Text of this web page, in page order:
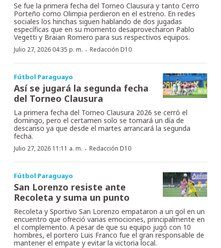
Se fue la primera fecha del Torneo Clausura y tanto Cerro
Porteño como Olimpia perdieron en el estreno. En redes
sociales los hinchas siguen hablando de dos jugadas
específicas que en su momento desaprovecharon Pablo
Vegetti y Braian Romero para sus respectivos equipos.
Julio 27, 2026 04:35 p. m. · Redacción D10
Fútbol Paraguayo
Así se jugará la segunda fecha
del Torneo Clausura
La primera fecha del Torneo Clausura 2026 se cerró el
domingo, pero el certamen solo se tomará un día de
descanso ya que desde el martes arrancará la segunda
fecha.
Julio 27, 2026 11:11 a. m. · Redacción D10
Fútbol Paraguayo
San Lorenzo resiste ante
Recoleta y suma un punto
Recoleta y Sportivo San Lorenzo empataron a un gol en un
encuentro que ofreció varias emociones, principalmente en
el complemento. A pesar de que su equipo jugó con 10
hombres, el portero Luis Franco fue el gran responsable de
mantener el empate y evitar la victoria local.